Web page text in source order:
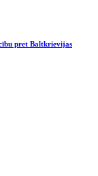
pret Baltkrievijas